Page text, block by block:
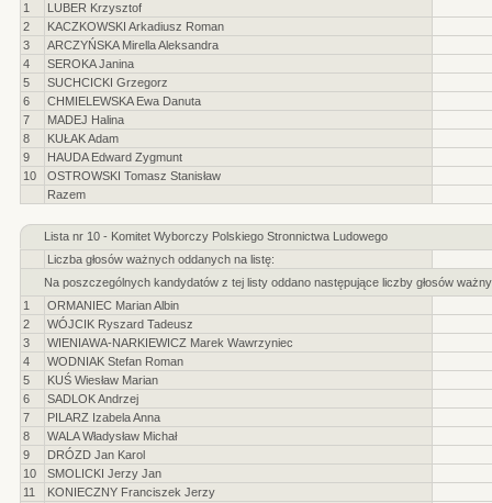
1
LUBER Krzysztof
2
KACZKOWSKI Arkadiusz Roman
3
ARCZYŃSKA Mirella Aleksandra
4
SEROKA Janina
5
SUCHCICKI Grzegorz
6
CHMIELEWSKA Ewa Danuta
7
MADEJ Halina
8
KUŁAK Adam
9
HAUDA Edward Zygmunt
10
OSTROWSKI Tomasz Stanisław
Razem
Lista nr 10 - Komitet Wyborczy Polskiego Stronnictwa Ludowego
Liczba głosów ważnych oddanych na listę:
Na poszczególnych kandydatów z tej listy oddano następujące liczby głosów
1
ORMANIEC Marian Albin
2
WÓJCIK Ryszard Tadeusz
3
WIENIAWA-NARKIEWICZ Marek Wawrzyniec
4
WODNIAK Stefan Roman
5
KUŚ Wiesław Marian
6
SADLOK Andrzej
7
PILARZ Izabela Anna
8
WALA Władysław Michał
9
DRÓZD Jan Karol
10
SMOLICKI Jerzy Jan
11
KONIECZNY Franciszek Jerzy